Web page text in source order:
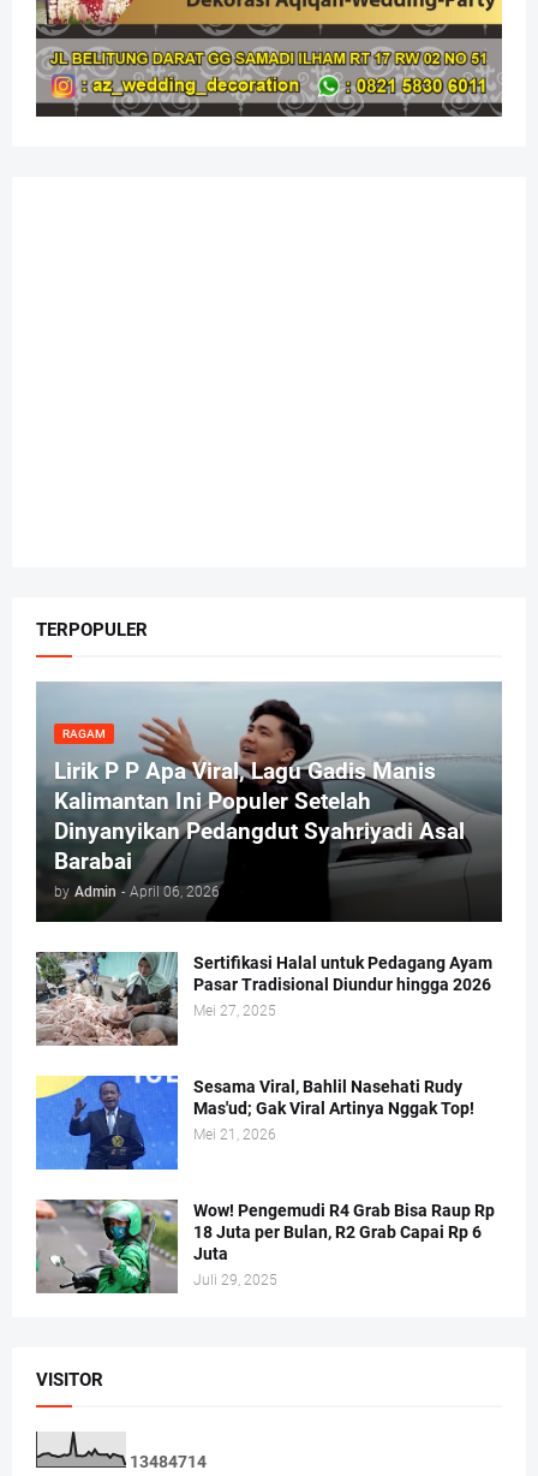
TERPOPULER
RAGAM
Lirik P P Apa Viral, Lagu Gadis Manis
Kalimantan Ini Populer Setelah
Dinyanyikan Pedangdut Syahriyadi Asal
Barabai
by Admin - April 06, 2026
Sertifikasi Halal untuk Pedagang Ayam
Pasar Tradisional Diundur hingga 2026
Mei 27, 2025
Sesama Viral, Bahlil Nasehati Rudy
Mas'ud; Gak Viral Artinya Nggak Top!
Mei 21, 2026
Wow! Pengemudi R4 Grab Bisa Raup Rp
18 Juta per Bulan, R2 Grab Capai Rp 6
Juta
Juli 29, 2025
VISITOR
13484714